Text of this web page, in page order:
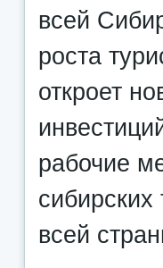
всей
роста
откроет
рабочие
всей